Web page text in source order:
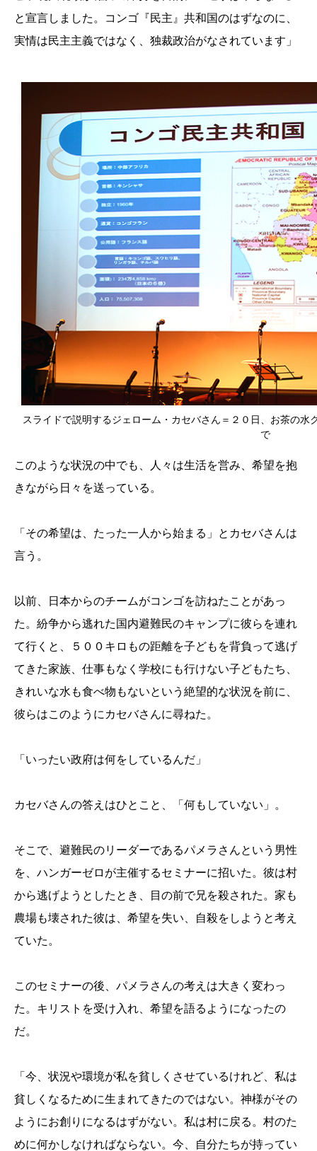
と宣言しました。コンゴ『民主』共和国のはずなのに、
実情は民主主義ではなく、独裁政治がなされています」
スライドで説明するジェローム・カセバさん＝２０日、お茶の水
で
このような状況の中でも、人々は生活を営み、希望を抱
きながら日々を送っている。
「その希望は、たった一人から始まる」とカセバさんは
言う。
以前、日本からのチームがコンゴを訪ねたことがあっ
た。紛争から逃れた国内避難民のキャンプに彼らを連れ
て行くと、５００キロもの距離を子どもを背負って逃げ
てきた家族、仕事もなく学校にも行けない子どもたち、
きれいな水も食べ物もないという絶望的な状況を前に、
彼らはこのようにカセバさんに尋ねた。
「いったい政府は何をしているんだ」
カセバさんの答えはひとこと、「何もしていない」。
そこで、避難民のリーダーであるパメラさんという男性
を、ハンガーゼロが主催するセミナーに招いた。彼は村
から逃げようとしたとき、目の前で兄を殺された。家も
農場も壊された彼は、希望を失い、自殺をしようと考え
ていた。
このセミナーの後、パメラさんの考えは大きく変わっ
た。キリストを受け入れ、希望を語るようになったの
だ。
「今、状況や環境が私を貧しくさせているけれど、私は
貧しくなるために生まれてきたのではない。神様がその
ようにお創りになるはずがない。私は村に戻る。村のた
めに何かしなければならない。今、自分たちが持ってい